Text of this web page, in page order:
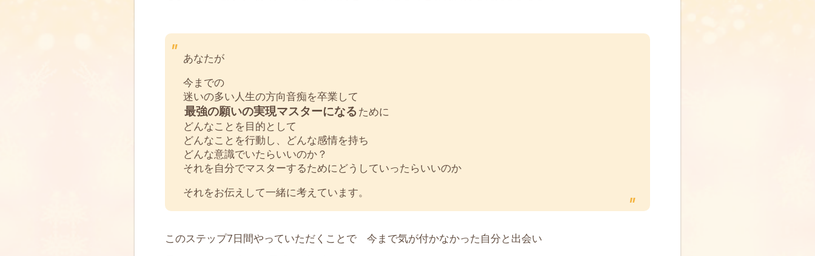
あなたが
今までの
迷いの多い人生の方向音痴を卒業して
最強の願いの実現マスターになる ために
どんなことを目的として
どんなことを行動し、どんな感情を持ち
どんな意識でいたらいいのか？
それを自分でマスターするためにどうしていったらいいのか
それをお伝えして一緒に考えています。
このステップ7日間やっていただくことで 今まで気が付かなかった自分と出会い